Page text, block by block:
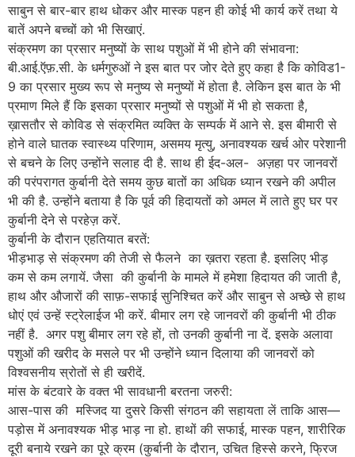
साबुन से बार-बार हाथ धोकर और मास्क पहन ही कोई भी कार्य करें तथा ये
बातें अपने बच्चों को भी सिखाएं.
संक्रमण का प्रसार मनुष्यों के साथ पशुओं में भी होने की संभावना:
बी.आई.ऍफ़.सी. के धर्मगुरुओं ने इस बात पर जोर देते हुए कहा है कि कोविड1-
9 का प्रसार मुख्य रूप से मनुष्य से मनुष्यों में होता है. लेकिन इस बात के भी
प्रमाण मिले हैं कि इसका प्रसार मनुष्यों से पशुओं में भी हो सकता है,
ख़ासतौर से कोविड से संक्रमित व्यक्ति के सम्पर्क में आने से. इस बीमारी से
होने वाले घातक स्वास्थ्य परिणाम, असमय मृत्यु, अनावश्यक खर्च ओर परेशानी
से बचने के लिए उन्होंने सलाह दी है. साथ ही ईद-अल- अज़हा पर जानवरों
की परंपरागत कुर्बानी देते समय कुछ बातों का अधिक ध्यान रखने की अपील
भी की है. उन्होंने बताया है कि पूर्व की हिदायतों को अमल में लाते हुए घर पर
कुर्बानी देने से परहेज़ करें.
कुर्बानी के दौरान एहतियात बरतें:
भीड़भाड़ से संक्रमण की तेजी से फैलने का ख़तरा रहता है. इसलिए भीड़
कम से कम लगायें. जैसा की कुर्बानी के मामले में हमेशा हिदायत की जाती है,
हाथ और औजारों की साफ़-सफाई सुनिश्चित करें और साबुन से अच्छे से हाथ
धोएं एवं उन्हें स्ट्रेलाईज भी करें. बीमार लग रहे जानवरों की कुर्बानी भी ठीक
नहीं है. अगर पशु बीमार लग रहे हों, तो उनकी कुर्बानी ना दें. इसके अलावा
पशुओं की खरीद के मसले पर भी उन्होंने ध्यान दिलाया की जानवरों को
विश्वसनीय स्रोतों से ही खरीदें.
मांस के बंटवारे के वक्त भी सावधानी बरतना जरुरी:
आस-पास की मस्जिद या दुसरे किसी संगठन की सहायता लें ताकि आस—
पड़ोस में अनावश्यक भीड़ भाड़ ना हो. हाथों की सफाई, मास्क पहन, शारीरिक
दूरी बनाये रखने का पूरे क्रम (कुर्बानी के दौरान, उचित हिस्से करने, फ्रिज